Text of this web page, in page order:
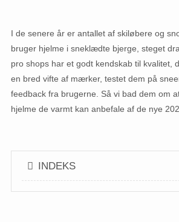
I de senere år er antallet af skiløbere og
bruger hjelme i sneklædte bjerge, steget
pro shops har et godt kendskab til kvalitet,
en bred vifte af mærker, testet dem på
feedback fra brugerne. Så vi bad dem om
hjelme de varmt kan anbefale af de nye
INDEKS